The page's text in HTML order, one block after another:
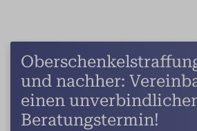
und nachher:
einen
Beratungstermin!